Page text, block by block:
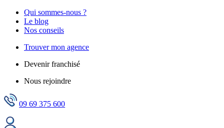
Qui sommes-nous ?
Le blog
Nos conseils
Trouver mon agence
Devenir franchisé
Nous rejoindre
09 69 375 600